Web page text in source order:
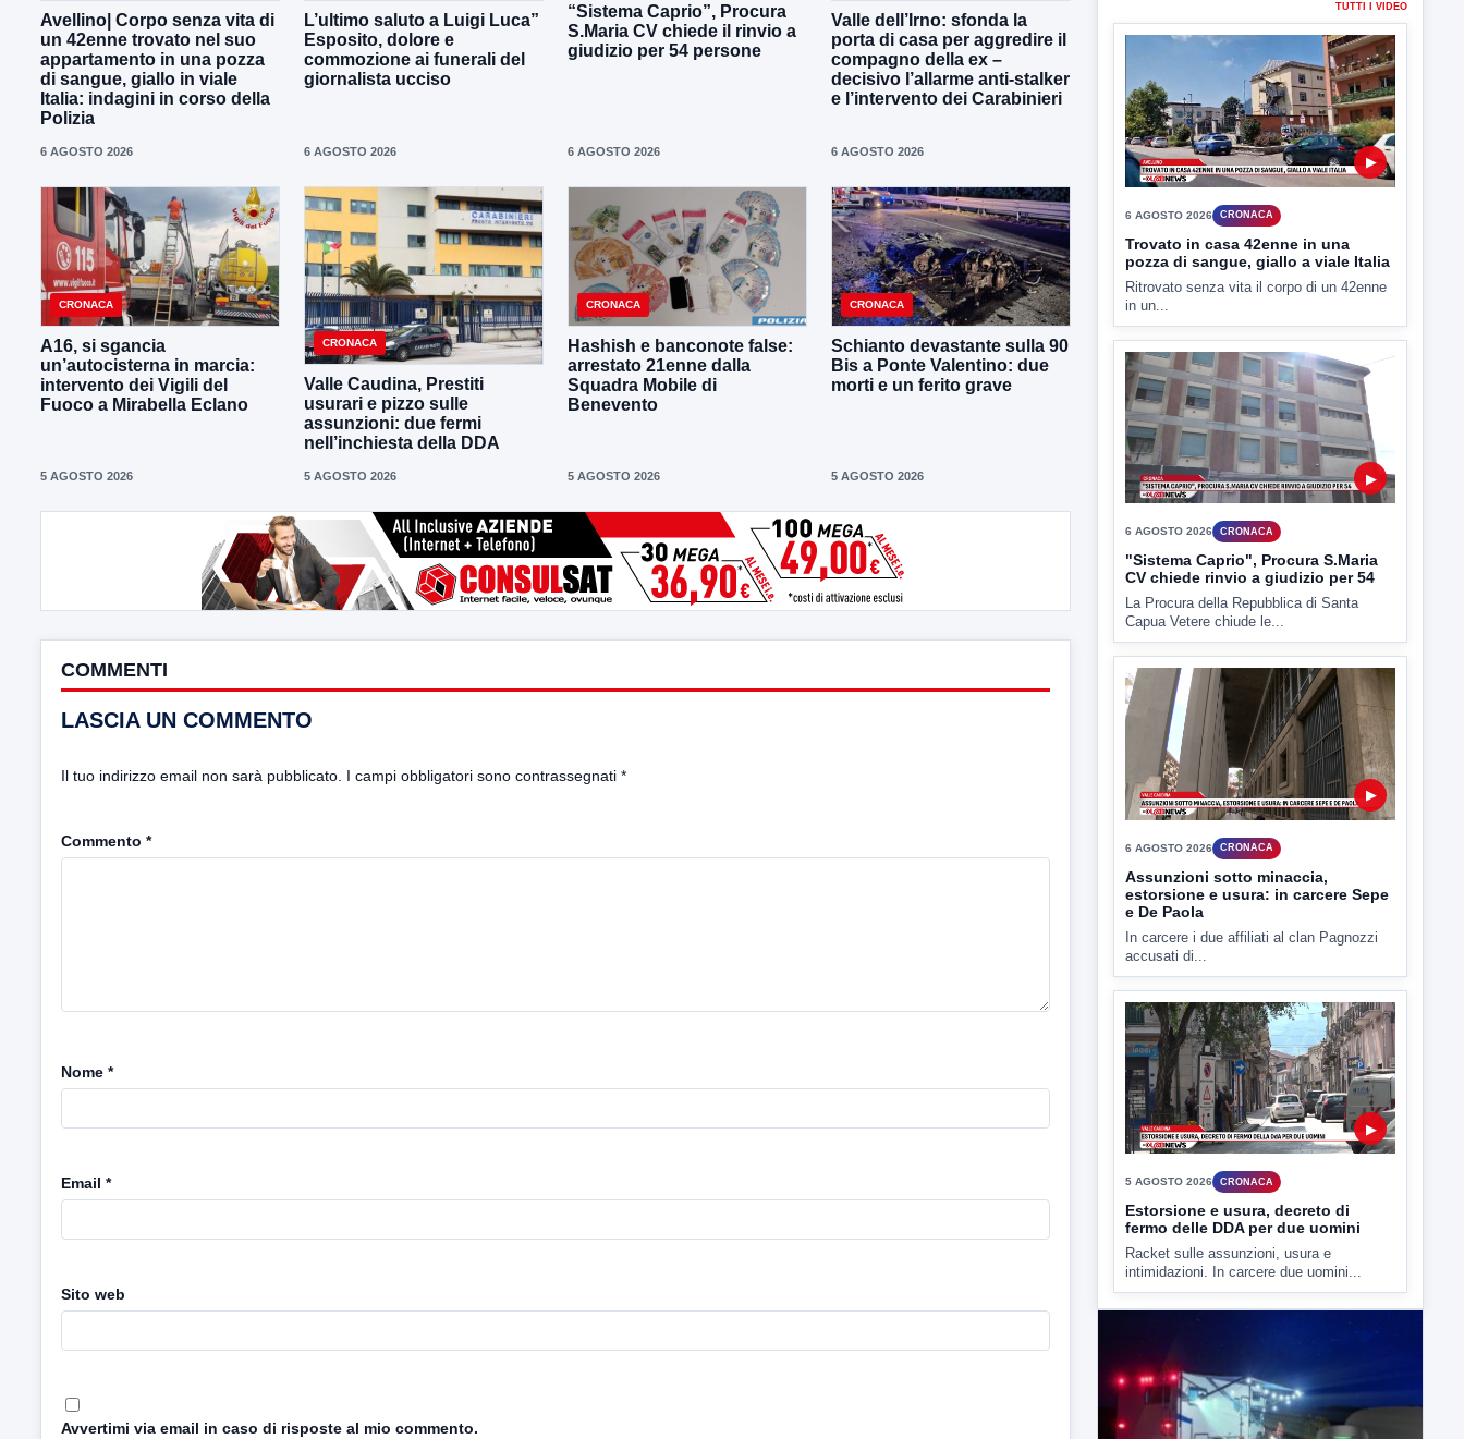
Avellino| Corpo senza vita di
un 42enne trovato nel suo
appartamento in una pozza
di sangue, giallo in viale
Italia: indagini in corso della
Polizia
6 AGOSTO 2026
L’ultimo saluto a Luigi Luca”
Esposito, dolore e
commozione ai funerali del
giornalista ucciso
6 AGOSTO 2026
“Sistema Caprio”, Procura
S.Maria CV chiede il rinvio a
giudizio per 54 persone
6 AGOSTO 2026
Valle dell’Irno: sfonda la
porta di casa per aggredire il
compagno della ex –
decisivo l’allarme anti-stalker
e l’intervento dei Carabinieri
6 AGOSTO 2026
CRONACA
A16, si sgancia
un’autocisterna in marcia:
intervento dei Vigili del
Fuoco a Mirabella Eclano
5 AGOSTO 2026
CRONACA
Valle Caudina, Prestiti
usurari e pizzo sulle
assunzioni: due fermi
nell’inchiesta della DDA
5 AGOSTO 2026
CRONACA
Hashish e banconote false:
arrestato 21enne dalla
Squadra Mobile di
Benevento
5 AGOSTO 2026
CRONACA
Schianto devastante sulla 90
Bis a Ponte Valentino: due
morti e un ferito grave
5 AGOSTO 2026
COMMENTI
LASCIA UN COMMENTO
Il tuo indirizzo email non sarà pubblicato. I campi obbligatori sono contrassegnati *
Commento *
Nome *
Email *
Sito web
Avvertimi via email in caso di risposte al mio commento.
Trovato in casa 42enne in una
pozza di sangue, giallo a viale Italia
Ritrovato senza vita il corpo di un 42enne
in un...
▶
6 AGOSTO 2026
"Sistema Caprio", Procura S.Maria
CV chiede rinvio a giudizio per 54
La Procura della Repubblica di Santa
Capua Vetere chiude le...
▶
6 AGOSTO 2026 CRONACA
Assunzioni sotto minaccia,
estorsione e usura: in carcere Sepe
e De Paola
In carcere i due affiliati al clan Pagnozzi
accusati di...
▶
5 AGOSTO 2026
Estorsione e usura, decreto di
fermo delle DDA per due uomini
Racket sulle assunzioni, usura e
intimidazioni. In carcere due uomini...